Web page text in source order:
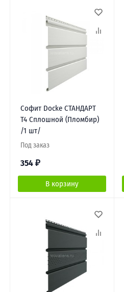
Софит Docke СТАНДАРТ
Т4 Сплошной (Пломбир)
/1 шт/
Под заказ
354 ₽
В корзину